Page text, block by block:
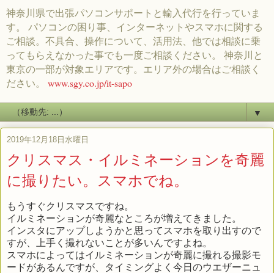
神奈川県で出張パソコンサポートと輸入代行を行っていま
す。 パソコンの困り事、インターネットやスマホに関する
ご相談。不具合、操作について、活用法、他では相談に乗
ってもらえなかった事でも一度ご相談ください。 神奈川と
東京の一部が対象エリアです。エリア外の場合はご相談く
ださい。 www.sgy.co.jp/it-sapo
▼
2019年12月18日水曜日
クリスマス・イルミネーションを奇麗
に撮りたい。スマホでね。
もうすぐクリスマスですね。
イルミネーションが奇麗なところが増えてきました。
インスタにアップしようかと思ってスマホを取り出すので
すが、上手く撮れないことが多いんですよね。
スマホによってはイルミネーションが奇麗に撮れる撮影モ
ードがあるんですが、タイミングよく今日のウエザーニュ